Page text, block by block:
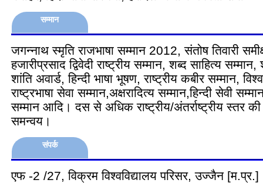
सम्मान
जगन्नाथ स्मृति राजभाषा सम्मान 2012, संतोष तिवारी
हजारीप्रसाद द्विवेदी राष्ट्रीय सम्मान, शब्द साहित्य
शांति अवार्ड, हिन्दी भाषा भूषण, राष्ट्रीय कबीर सम्मान,
राष्ट्रभाषा सेवा सम्मान,अक्षरादित्य सम्मान,हिन्दी सेवी
सम्मान आदि। दस से अधिक राष्ट्रीय/अंतर्राष्ट्रीय स्तर की
समन्वय।
संपर्क
एफ -2 /27, विक्रम विश्वविद्यालय परिसर, उज्जैन [म.प्र.]